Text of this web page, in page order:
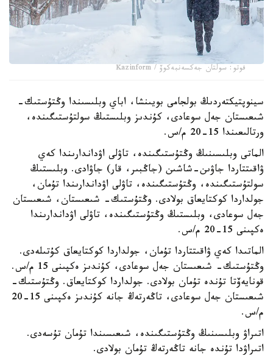
فوتو: سولتان جەكسەنبەكوۆ / Kazinform
سينوپتيكتەردىڭ بولجامى بويىنشا، اباي وبلىسىندا وڭتۇستىك-
شىعىستان جەل سوعادى، كۇندىز وبلىستىڭ سولتۇستىگىندە،
ورتالىعىندا 15-20 م/س.
الماتى وبلىسىنىڭ وڭتۇستىگىندە، تاۋلى اۋداندارىندا كەي
ۋاقىتتاردا جاۋىن-شاشىن (جاڭبىر، قار) جاۋادى. وبلىستىڭ
سولتۇستىگىندە، وڭتۇستىگىندە، تاۋلى اۋداندارىندا تۇمان،
جولداردا كوكتايعاق بولادى. وڭتۇستىك- شىعىستان، شىعىستان
جەل سوعادى، وبلىستىڭ وڭتۇستىگىندە، تاۋلى اۋداندارىندا
ەكپىنى 15-20 م/س.
الماتىدا كەي ۋاقىتتاردا تۇمان، جولداردا كوكتايعاق كۇتىلەدى.
وڭتۇستىك- شىعىستان جەل سوعادى، كۇندىز ەكپىنى 15 م/س.
قونايەۆتا تۇندە تۇمان بولادى. جولداردا كوكتايعاق. وڭتۇستىك-
شىعىستان جەل سوعادى، تاڭەرتەڭ جانە كۇندىز ەكپىنى 15-20
م/س.
اتىراۋ وبلىسىنىڭ وڭتۇستىگىندە، شىعىسىندا تۇمان تۇسەدى.
اتىراۋدا تۇندە جانە تاڭەرتەڭ تۇمان بولادى.